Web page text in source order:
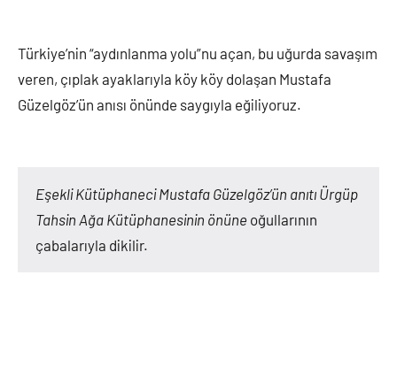
Türkiye’nin “aydınlanma yolu”nu açan, bu uğurda savaşım
veren, çıplak ayaklarıyla köy köy dolaşan Mustafa
Güzelgöz’ün anısı önünde saygıyla eğiliyoruz.
Eşekli Kütüphaneci Mustafa Güzelgöz’ün anıtı Ürgüp
Tahsin Ağa Kütüphanesinin önüne oğullarının
çabalarıyla dikilir.